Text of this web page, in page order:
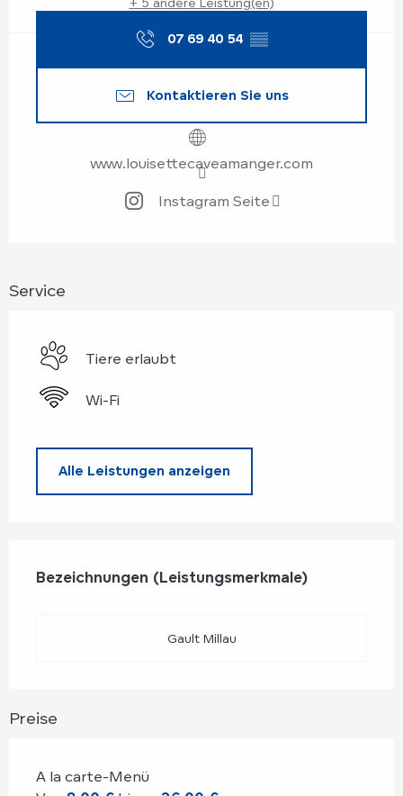
07 69 40 54 ▒▒
Kontaktieren Sie uns
www.louisettecaveamanger.com
Instagram Seite
Service
Tiere erlaubt
Wi-Fi
Alle Leistungen anzeigen
Bezeichnungen (Leistungsmerkmale)
Bezeichnungen (Leistungsmerkmale)
Gault Millau
Preise
A la carte-Menü